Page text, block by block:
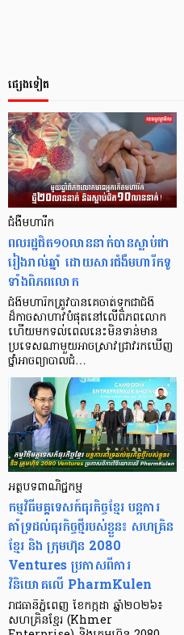
ផ្សេងទៀត
ជំងឺមហារីក
ពលរដ្ឋជិត១០លាននាក់បានស្លាប់ជា
រៀងរាល់ឆ្នាំ ដោយសារជំងឺមហារីកទូ
ទាំងពិភពលោក
ជំងឺមហារីកត្រូវបានគេចាត់ទុកជាជំងឺ
ដ៏កាចសាហាវបំផុតនៅលើពិភពលោក
ហើយមកទល់ពេលនេះមិនទាន់មាន
ប្រទេសណាមួយអាចស្រាវជ្រាវរកឃើញ
ថ្នាំអាចព្យាបាលជំ…
អត្ថបទពាណិជ្ជកម្ម
កម្មវិធីមគ្គទេសក៍ធុរកិច្ចខ្មែរ បន្តការ
គាំទ្រដល់ធុរកិច្ចថ្មីរបស់ខ្លួន៖ សហគ្រិន
ខ្មែរ និង ក្រុមហ៊ុន 2080
Ventures ប្រកាសពីការ
វិនិយោគលើ PharmKulen
រាជធានីភ្នំពេញ ខែកក្កដា ឆ្នាំ២០២៦៖
សហគ្រិនខ្មែរ (Khmer